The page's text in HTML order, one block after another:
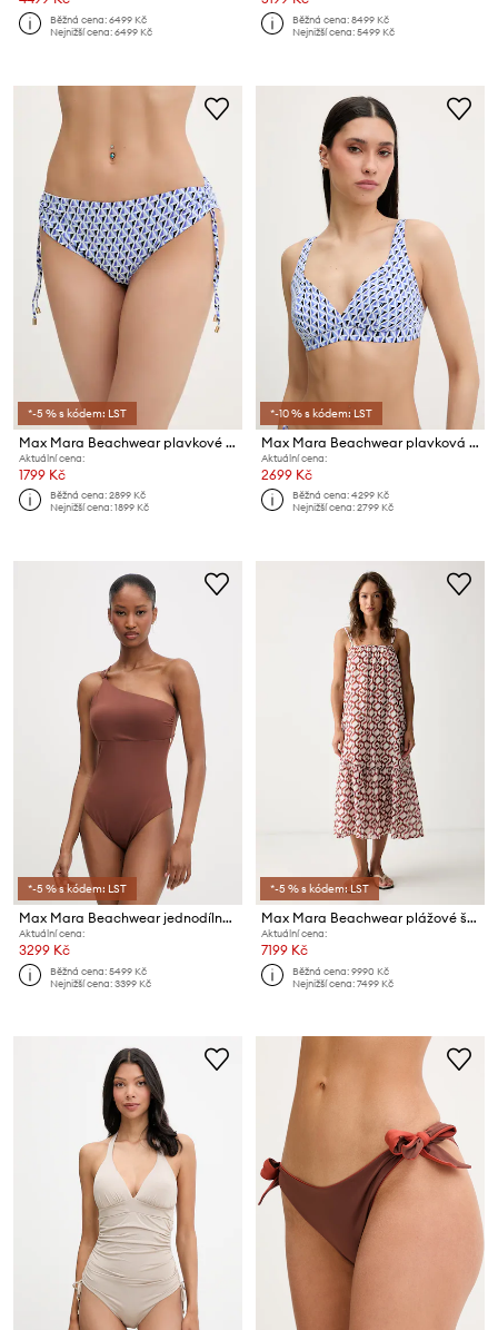
Běžná cena:6499 Kč
Nejnižší cena:6499 Kč
Běžná cena:8499 Kč
Nejnižší cena:5499 Kč
*-5 % s kódem: LST
Max Mara Beachwear plavkové kalhotky dámské SIBILLA
Aktuální cena:
1799 Kč
Běžná cena:2899 Kč
Nejnižší cena:1899 Kč
*-10 % s kódem: LST
Max Mara Beachwear plavková podprsenka dámská ARENA
Aktuální cena:
2699 Kč
Běžná cena:4299 Kč
Nejnižší cena:2799 Kč
*-5 % s kódem: LST
Max Mara Beachwear jednodílné plavky dámské CAPPA
Aktuální cena:
3299 Kč
Běžná cena:5499 Kč
Nejnižší cena:3399 Kč
*-5 % s kódem: LST
Max Mara Beachwear plážové šaty dámské ALISSO
Aktuální cena:
7199 Kč
Běžná cena:9990 Kč
Nejnižší cena:7499 Kč